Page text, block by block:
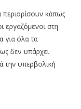
κάπως
εργαζόμενοι στη
για όλα τα
δεν υπάρχει
την υπερβολική